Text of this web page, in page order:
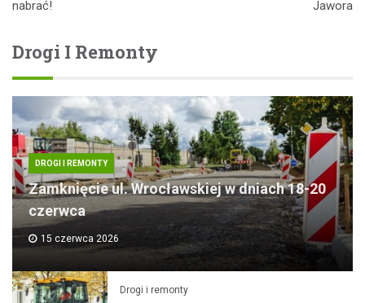
nabrać! Jawora
Drogi I Remonty
DROGI I REMONTY
Zamknięcie ul. Wrocławskiej w dniach 18-20
czerwca
15 czerwca 2026
Drogi i remonty